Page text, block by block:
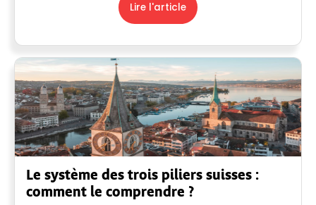
Lire l'article
Le système des trois piliers suisses :
comment le comprendre ?